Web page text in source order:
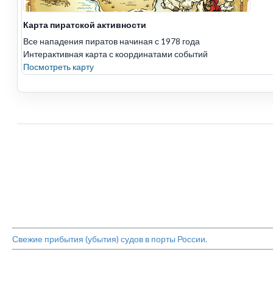
Карта пиратской активности
Все нападения пиратов начиная с 1978 года
Интерактивная карта с координатами событий
Посмотреть карту
Свежие прибытия (убытия) судов в порты России.